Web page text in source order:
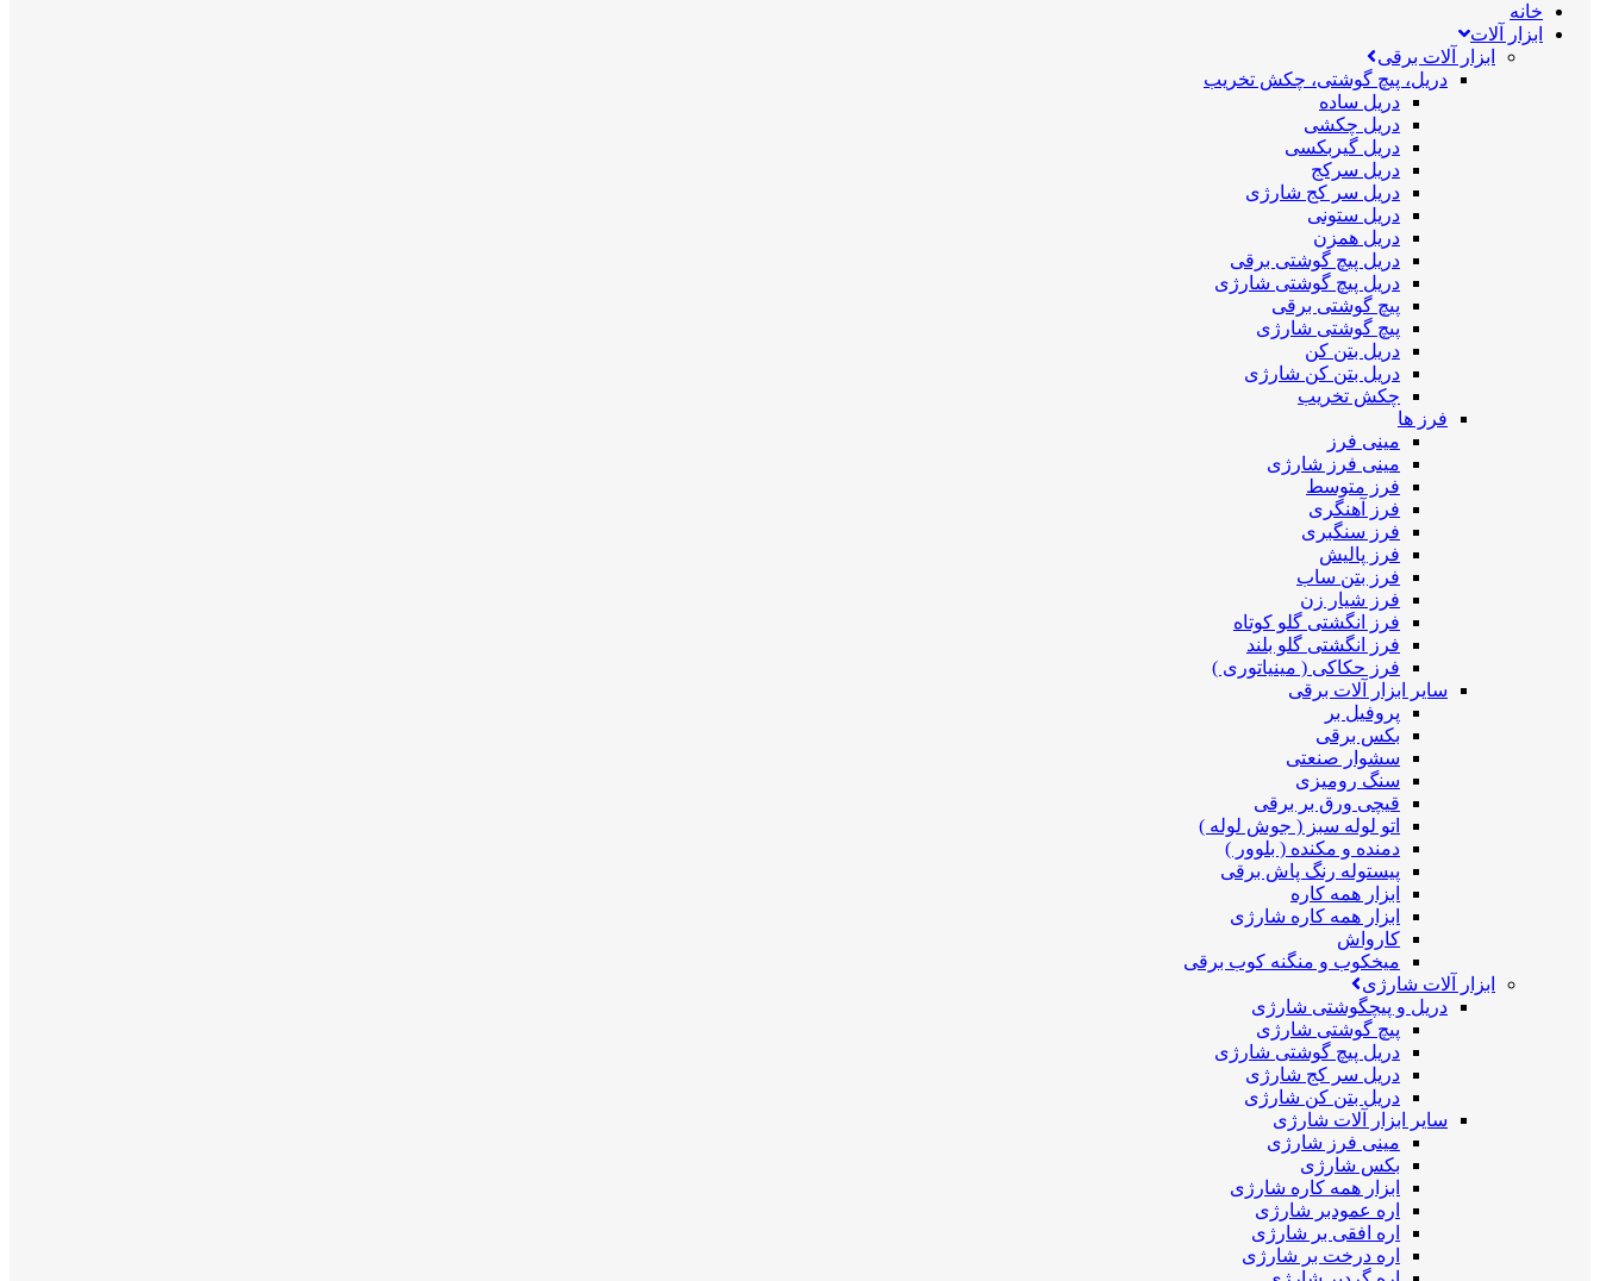
خانه
ابزار آلات
ابزار آلات برقی
دریل، پیچ گوشتی، چکش تخریب
دریل ساده
دریل چکشی
دریل گیربکسی
دریل سرکج
دریل سر کج شارژی
دریل ستونی
دریل همزن
دریل پیچ گوشتی برقی
دریل پیچ گوشتی شارژی
پیچ گوشتی برقی
پیچ گوشتی شارژی
دریل بتن کن
دریل بتن کن شارژی
چکش تخریب
فرز ها
مینی فرز
مینی فرز شارژی
فرز متوسط
فرز آهنگری
فرز سنگبری
فرز پالیش
فرز بتن ساب
فرز شیار زن
فرز انگشتی گلو کوتاه
فرز انگشتی گلو بلند
فرز حکاکی ( مینیاتوری )
سایر ابزار آلات برقی
پروفیل بر
بکس برقی
سشوار صنعتی
سنگ رومیزی
قیچی ورق بر برقی
اتو لوله سبز ( جوش لوله )
دمنده و مکنده ( بلوور )
پیستوله رنگ پاش برقی
ابزار همه کاره
ابزار همه کاره شارژی
کارواش
میخکوب و منگنه کوب برقی
ابزار آلات شارژی
دریل و پیچگوشتی شارژی
پیچ گوشتی شارژی
دریل پیچ گوشتی شارژی
دریل سر کج شارژی
دریل بتن کن شارژی
سایر ابزار آلات شارژی
مینی فرز شارژی
بکس شارژی
ابزار همه کاره شارژی
اره عمودبر شارژی
اره افقی بر شارژی
اره درخت بر شارژی